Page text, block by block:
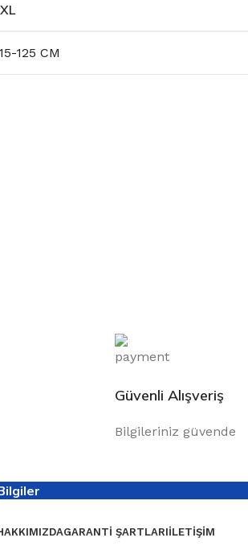
125 CM
Güvenli Alışveriş
Bilgileriniz güvende
GARANTI ŞARTLARIİLETIŞIM